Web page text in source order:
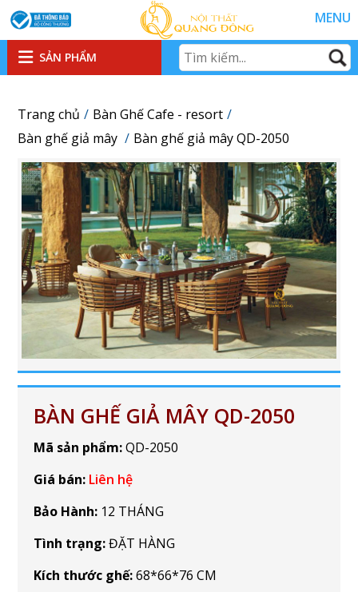
MENU
SẢN PHẨM
Trang chủ
Bàn Ghế Cafe - resort
Bàn ghế giả mây
Bàn ghế giả mây QD-2050
BÀN GHẾ GIẢ MÂY QD-2050
Mã sản phẩm:QD-2050
Giá bán: Liên hệ
Bảo Hành: 12 THÁNG
Tình trạng:ĐẶT HÀNG
Kích thước ghế:68*66*76 CM